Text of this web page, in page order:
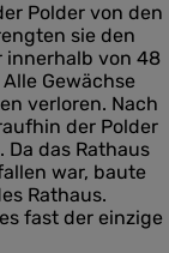
Polder von den
sie den
innerhalb von 48
Gewächse
verloren. Nach
der Polder
Da das Rathaus
war, baute
Rathaus.
fast der einzige